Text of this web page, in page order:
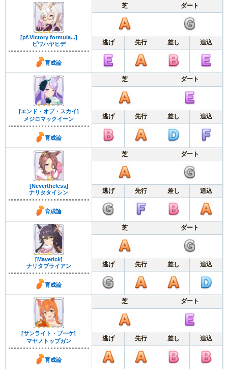
[pf.Victory formula...]
ビワハヤヒデ
育成論
芝 ダート
逃げ 先行 差し 追込
[エンド・オブ・スカイ]
メジロマックイーン
育成論
芝 ダート
逃げ 先行 差し 追込
[Nevertheless]
ナリタタイシン
育成論
芝 ダート
逃げ 先行 差し 追込
[Maverick]
ナリタブライアン
育成論
芝 ダート
逃げ 先行 差し 追込
[サンライト・ブーケ]
マヤノトップガン
育成論
芝 ダート
逃げ 先行 差し 追込